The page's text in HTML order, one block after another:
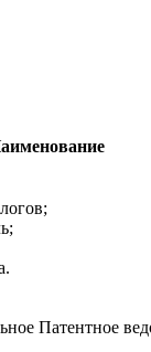
Патентное